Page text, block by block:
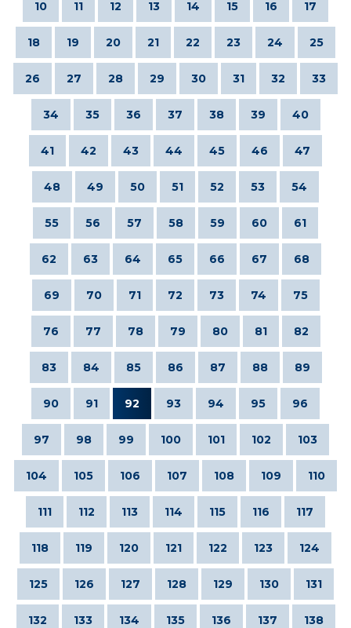
10 11 12 13 14 15 16 17
18 19 20 21 22 23 24 25
26 27 28 29 30 31 32 33
34 35 36 37 38 39 40
41 42 43 44 45 46 47
48 49 50 51 52 53 54
55 56 57 58 59 60 61
62 63 64 65 66 67 68
69 70 71 72 73 74 75
76 77 78 79 80 81 82
83 84 85 86 87 88 89
90 91 92 93 94 95 96
97 98 99 100 101 102 103
104 105 106 107 108 109 110
111 112 113 114 115 116 117
118 119 120 121 122 123 124
125 126 127 128 129 130 131
132 133 134 135 136 137 138